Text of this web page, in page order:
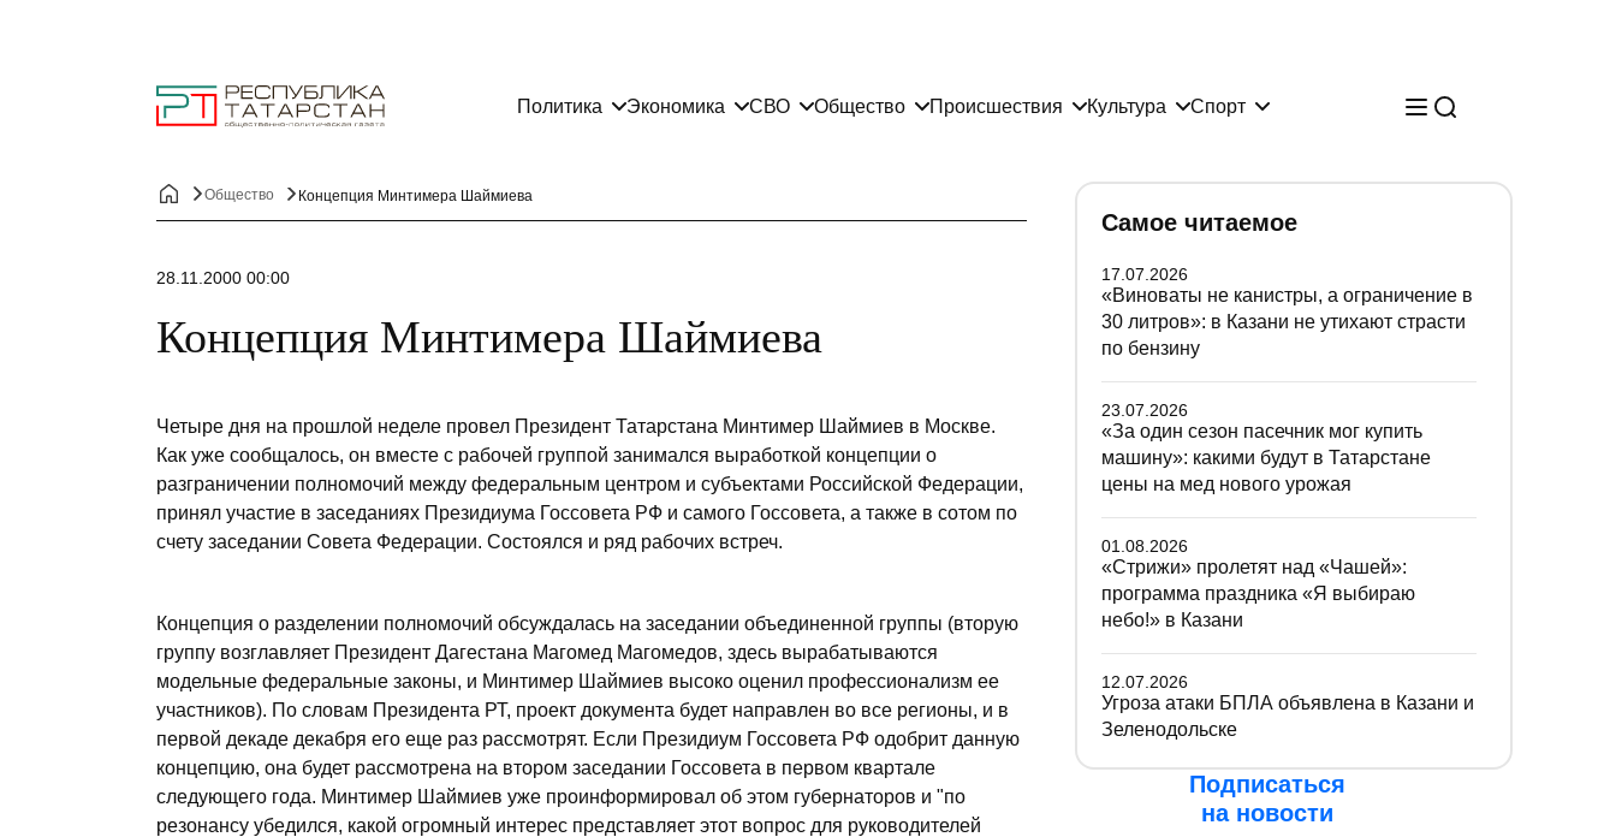
Политика Экономика СВО Общество Происшествия Культура Спорт
Общество Концепция Минтимера Шаймиева
28.11.2000 00:00
Концепция Минтимера Шаймиева
Четыре дня на прошлой неделе провел Президент Татарстана Минтимер Шаймиев в Москве.
Как уже сообщалось, он вместе с рабочей группой занимался выработкой концепции о
разграничении полномочий между федеральным центром и субъектами Российской Федерации,
принял участие в заседаниях Президиума Госсовета РФ и самого Госсовета, а также в сотом по
счету заседании Совета Федерации. Состоялся и ряд рабочих встреч.
Концепция о разделении полномочий обсуждалась на заседании объединенной группы (вторую
группу возглавляет Президент Дагестана Магомед Магомедов, здесь вырабатываются
модельные федеральные законы, и Минтимер Шаймиев высоко оценил профессионализм ее
участников). По словам Президента РТ, проект документа будет направлен во все регионы, и в
первой декаде декабря его еще раз рассмотрят. Если Президиум Госсовета РФ одобрит данную
концепцию, она будет рассмотрена на втором заседании Госсовета в первом квартале
следующего года. Минтимер Шаймиев уже проинформировал об этом губернаторов и "по
резонансу убедился, какой огромный интерес представляет этот вопрос для руководителей
Самое читаемое
17.07.2026
«Виноваты не канистры, а ограничение в
30 литров»: в Казани не утихают страсти
по бензину
23.07.2026
«За один сезон пасечник мог купить
машину»: какими будут в Татарстане
цены на мед нового урожая
01.08.2026
«Стрижи» пролетят над «Чашей»:
программа праздника «Я выбираю
небо!» в Казани
12.07.2026
Угроза атаки БПЛА объявлена в Казани и
Зеленодольске
Подписаться
на новости